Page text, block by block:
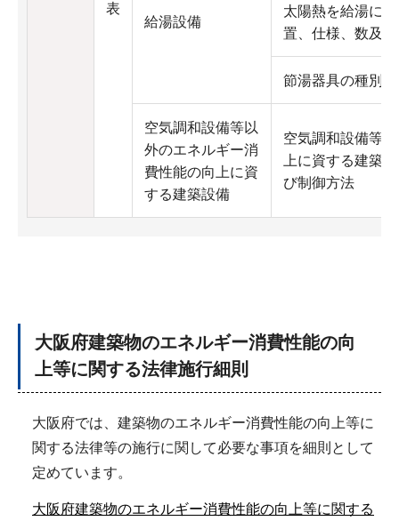
表
給湯設備
太陽熱を給湯に
置、仕様、数及
節湯器具の種別
空気調和設備等以
外のエネルギー消
費性能の向上に資
する建築設備
空気調和設備等
上に資する建築
び制御方法
大阪府建築物のエネルギー消費性能の向
上等に関する法律施行細則
大阪府では、建築物のエネルギー消費性能の向上等に
関する法律等の施行に関して必要な事項を細則として
定めています。
大阪府建築物のエネルギー消費性能の向上等に関する